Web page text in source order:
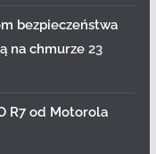
bezpieczeństwa
na chmurze 23
R7 od Motorola